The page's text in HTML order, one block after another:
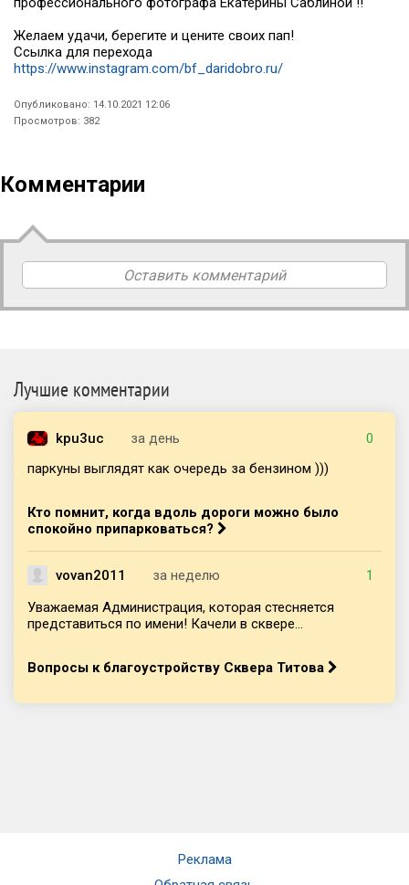
Желаем удачи, берегите и цените своих пап!
Ссылка для перехода
https://www.instagram.com/bf_daridobro.ru/
Опубликовано: 14.10.2021 12:06
Просмотров: 382
Комментарии
Оставить комментарий
Лучшие комментарии
kpu3uc за день
0
паркуны выглядят как очередь за бензином )))
Кто помнит, когда вдоль дороги можно было
спокойно припарковаться?
vovan2011 за неделю
1
Уважаемая Администрация, которая стесняется
представиться по имени! Качели в сквере...
Вопросы к благоустройству Сквера Титова
Реклама